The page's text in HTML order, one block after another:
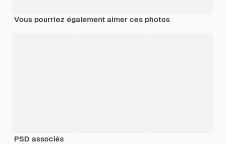
Vous pourriez également aimer ces photos
PSD associés